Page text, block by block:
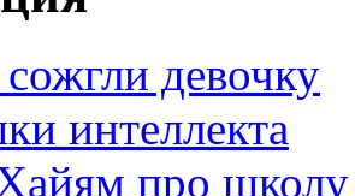
девочку
интеллекта
про школу